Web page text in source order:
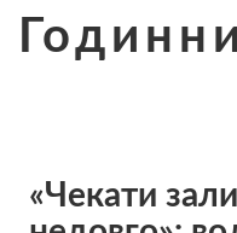
«Чекати